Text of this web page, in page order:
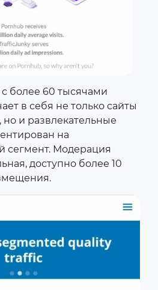
с более 60 тысячами
в себя не только сайты
но и развлекательные
на
сегмент. Модерация
доступно более 10